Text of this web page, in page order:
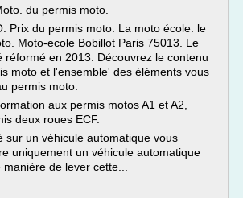
du permis moto.
Prix du permis moto. La moto école: le
Moto-ecole Bobillot Paris 75013. Le
réformé en 2013. Découvrez le contenu
moto et l'ensemble' des éléments vous
permis moto.
aux permis motos A1 et A2,
deux roues ECF.
sur un véhicule automatique vous
uniquement un véhicule automatique
de lever cette...